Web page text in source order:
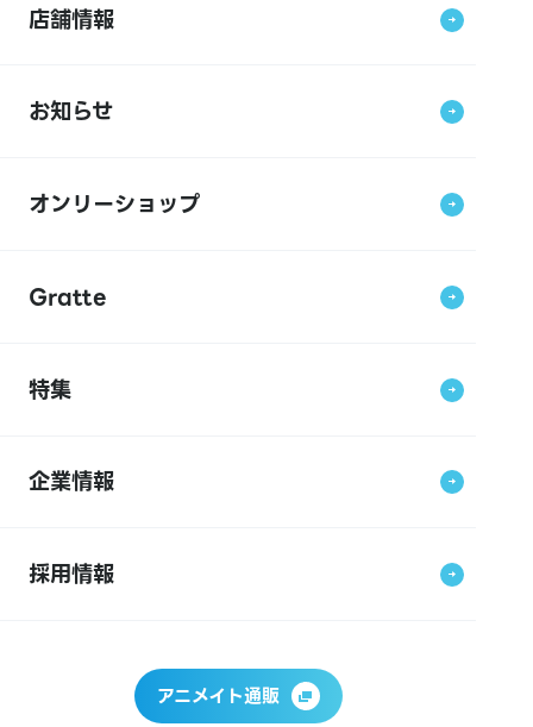
店舗情報
お知らせ
オンリーショップ
Gratte
特集
企業情報
採用情報
アニメイト通販